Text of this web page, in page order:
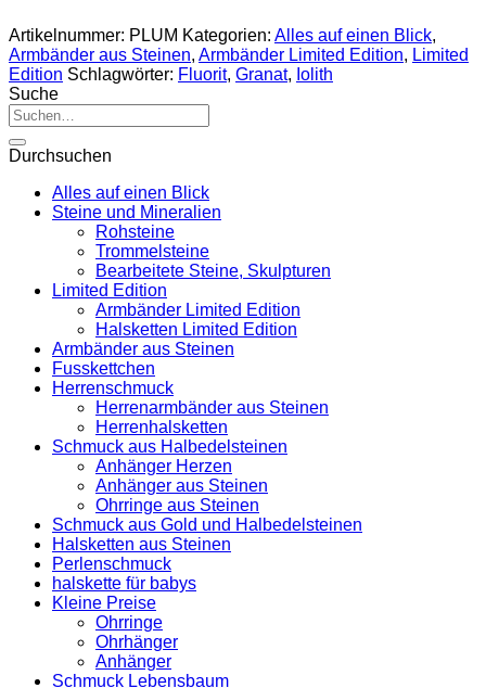
Artikelnummer: PLUM Kategorien: Alles auf einen Blick,
Armbänder aus Steinen, Armbänder Limited Edition, Limited
Edition Schlagwörter: Fluorit, Granat, Iolith
Suche
Suche
nach:
Durchsuchen
Alles auf einen Blick
Steine und Mineralien
Rohsteine
Trommelsteine
Bearbeitete Steine, Skulpturen
Limited Edition
Armbänder Limited Edition
Halsketten Limited Edition
Armbänder aus Steinen
Fusskettchen
Herrenschmuck
Herrenarmbänder aus Steinen
Herrenhalsketten
Schmuck aus Halbedelsteinen
Anhänger Herzen
Anhänger aus Steinen
Ohrringe aus Steinen
Schmuck aus Gold und Halbedelsteinen
Halsketten aus Steinen
Perlenschmuck
halskette für babys
Kleine Preise
Ohrringe
Ohrhänger
Anhänger
Schmuck Lebensbaum